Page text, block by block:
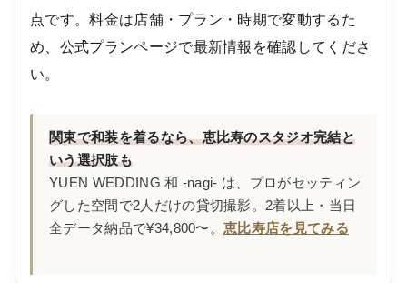
点です。料金は店舗・プラン・時期で変動するた
め、公式プランページで最新情報を確認してくださ
い。
関東で和装を着るなら、恵比寿のスタジオ完結と
いう選択肢も
YUEN WEDDING 和 -nagi- は、プロがセッティン
グした空間で2人だけの貸切撮影。2着以上・当日
全データ納品で¥34,800〜。恵比寿店を見てみる